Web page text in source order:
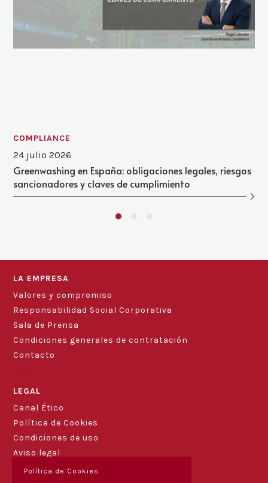
COMPLIANCE
24 julio 2026
Greenwashing en España: obligaciones legales, riesgos
sancionadores y claves de cumplimiento
LA EMPRESA
Valores y compromiso
Responsabilidad Social Corporativa
Sala de Prensa
Condiciones generales de contratación
Contacto
LEGAL
Canal Ético
Política de Cookies
Condiciones de uso
Aviso legal
Política de Cookies